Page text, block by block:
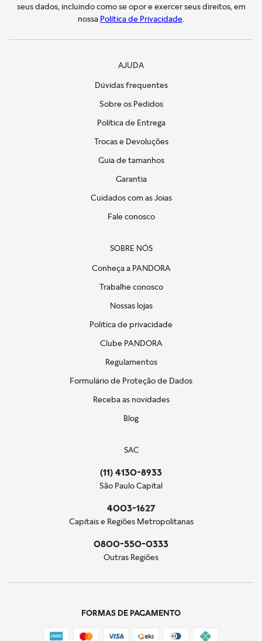
seus dados, incluindo como se opor e exercer seus direitos, em
nossa Política de Privacidade
AJUDA
Dúvidas frequentes
Sobre os Pedidos
Política de Entrega
Trocas e Devoluções
Guia de tamanhos
Garantia
Cuidados com as Joias
Fale conosco
SOBRE NÓS
Conheça a PANDORA
Trabalhe conosco
Nossas lojas
Politica de privacidade
Clube PANDORA
Regulamentos
Formulário de Proteção de Dados
Receba as novidades
Blog
SAC
(11) 4130-8933
São Paulo Capital
4003-1627
Capitais e Regiões Metropolitanas
0800-550-0333
Outras Regiões
FORMAS DE PAGAMENTO